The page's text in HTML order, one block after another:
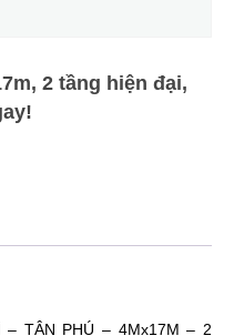
2 tầng hiện đại,
TÂN PHÚ – 4Mx17M – 2